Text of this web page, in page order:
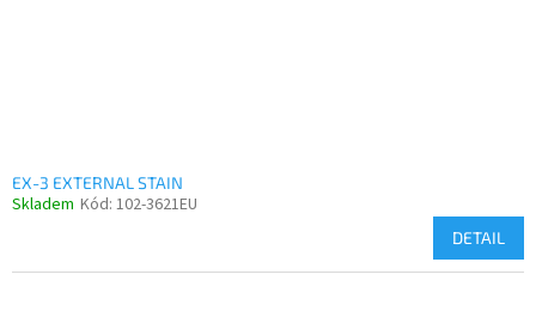
EX-3 EXTERNAL STAIN
Skladem Kód: 102-3621EU
DETAIL